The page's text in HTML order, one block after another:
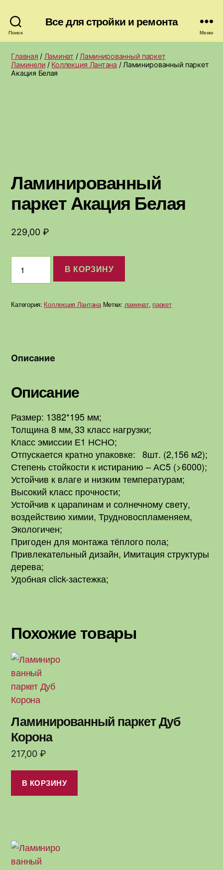
Поиск
Все для стройки и ремонта
Меню
Главная / Ламинат / Ламинированный паркет
Ламинели / Коллекция Лантана / Ламинированный паркет
Акация Белая
Ламинированный
паркет Акация Белая
229,00 ₽
товара
Ламинированный
Акация
В КОРЗИНУ
Категория: Коллекция Лантана Метки: ламинат, паркет
Описание
Описание
Размер: 1382*195 мм;
Толщина 8 мм, 33 класс нагрузки;
Класс эмиссии Е1 НСНО;
Отпускается кратно упаковке: 8шт. (2,156 м2);
Степень стойкости к истиранию – АС5 (>6000);
Устойчив к влаге и низким температурам;
Высокий класс прочности;
Устойчив к царапинам и солнечному свету,
воздействию химии, Трудновоспламеняем,
Экологичен;
Пригоден для монтажа тёплого пола;
Привлекательный дизайн, Имитация структуры
дерева;
Удобная click-застежка;
Похожие товары
Ламинированный паркет Дуб
Корона
217,00 ₽
В КОРЗИНУ